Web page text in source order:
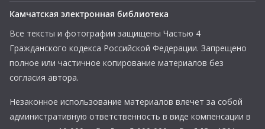
Камчатская электронная библиотека
Все тексты и фотографии защищены Частью 4
Гражданского кодекса Российской Федерации. Запрещено
полное или частичное копирование материалов без
согласия автора.
Незаконное использование материалов влечет за собой
административную ответственность в виде компенсации в